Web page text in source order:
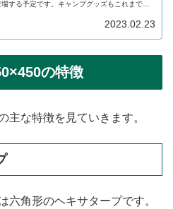
する予定です。キャンプグッズもこれまで以
2023.02.23
の特徴
主な特徴を見ていきます。
六角形のヘキサタープです。